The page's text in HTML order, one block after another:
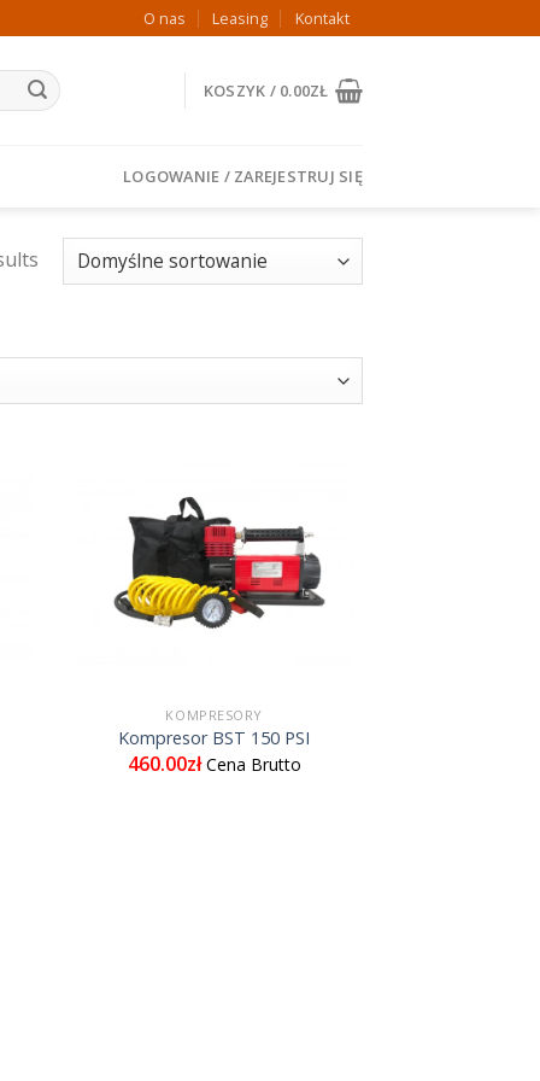
O nas Leasing Kontakt
KOSZYK / 0.00ZŁ
LOGOWANIE / ZAREJESTRUJ SIĘ
KOMPRESORY
Kompresor BST 150 PSI
460.00zł Cena Brutto